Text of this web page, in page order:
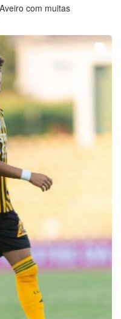
com muitas